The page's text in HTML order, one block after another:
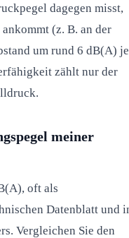
dagegen misst,
(z. B. an der
um rund 6 dB(A) je
zählt nur der
meiner
oft als
Datenblatt und
Vergleichen Sie den